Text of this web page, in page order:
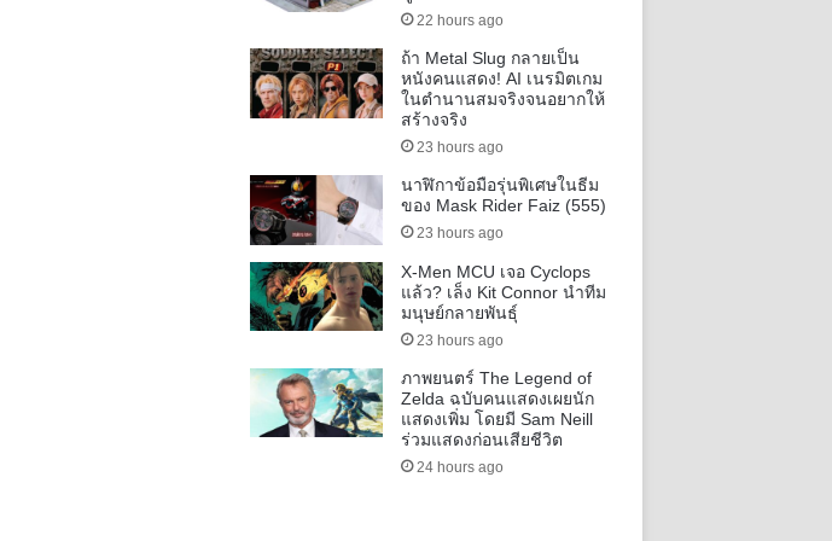
22 hours ago
ถ้า Metal Slug กลายเป็น
หนังคนแสดง! AI เนรมิตเกม
ในตำนานสมจริงจนอยากให้
สร้างจริง
23 hours ago
นาฬิกาข้อมือรุ่นพิเศษในธีม
ของ Mask Rider Faiz (555)
23 hours ago
X-Men MCU เจอ Cyclops
แล้ว? เล็ง Kit Connor นำทีม
มนุษย์กลายพันธุ์
23 hours ago
ภาพยนตร์ The Legend of
Zelda ฉบับคนแสดงเผยนัก
แสดงเพิ่ม โดยมี Sam Neill
ร่วมแสดงก่อนเสียชีวิต
24 hours ago